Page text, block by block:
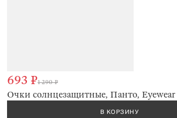
Очки солнцезащитные, Панто, Eyewear
693 ₽1 290 ₽
В КОРЗИНУ